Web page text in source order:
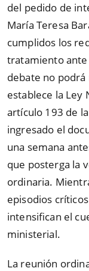
del pedido de
María Teresa
cumplidos los
tratamiento ante
debate no
establece la Ley
artículo 193 de
ingresado el
una semana
que posterga la
ordinaria.
episodios
intensifican el
ministerial.
La reunión